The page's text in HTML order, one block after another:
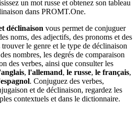
un mot russe et obtenez son tableau
dans PROMT.One.
déclinaison vous permet de conjuguer
noms, des adjectifs, des pronoms et des
le genre et le type de déclinaison
nombres, les degrés de comparaison
des verbes, ainsi que consulter les
, l'allemand, le russe, le français,
. Conjuguez des verbes,
et de déclinaison, regardez les
contextuels et dans le dictionnaire.